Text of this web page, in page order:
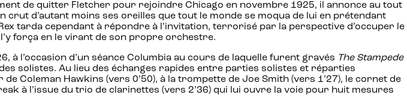
de quitter Fletcher pour rejoindre Chicago en novembre 1925, il annonce au tout
crut d’autant moins ses oreilles que tout le monde se moqua de lui en prétendant
tarda cependant à répondre à l’invitation, terrorisé par la perspective d’occuper le
l’y força en le virant de son propre orchestre.
l’occasion d’un séance Columbia au cours de laquelle furent gravés The Stampede
solistes. Au lieu des échanges rapides entre parties solistes et réparties
Coleman Hawkins (vers 0’50), à la trompette de Joe Smith (vers 1’27), le cornet de
à l’issue du trio de clarinettes (vers 2’36) qui lui ouvre la voie pour huit mesures